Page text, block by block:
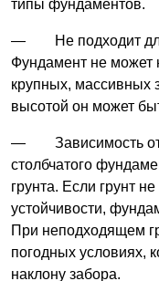
типы фундаментов.
— Не подходит для
Фундамент не может
крупных, массивных
высотой он может
— Зависимость от
столбчатого
грунта. Если грунт
устойчивости,
При неподходящем
погодных условиях,
наклону забора.